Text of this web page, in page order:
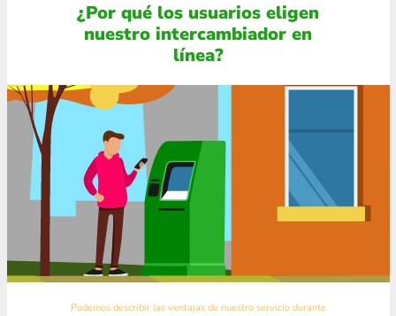
¿Por qué los usuarios eligen
nuestro intercambiador en
línea?
Podemos describir las ventajas de nuestro servicio durante